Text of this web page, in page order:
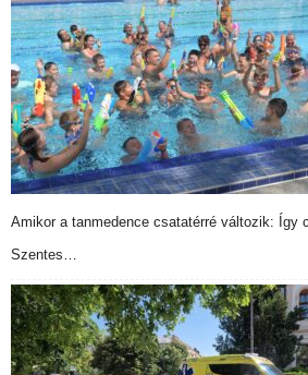
Amikor a tanmedence csatatérré változik: Így
Szentes…